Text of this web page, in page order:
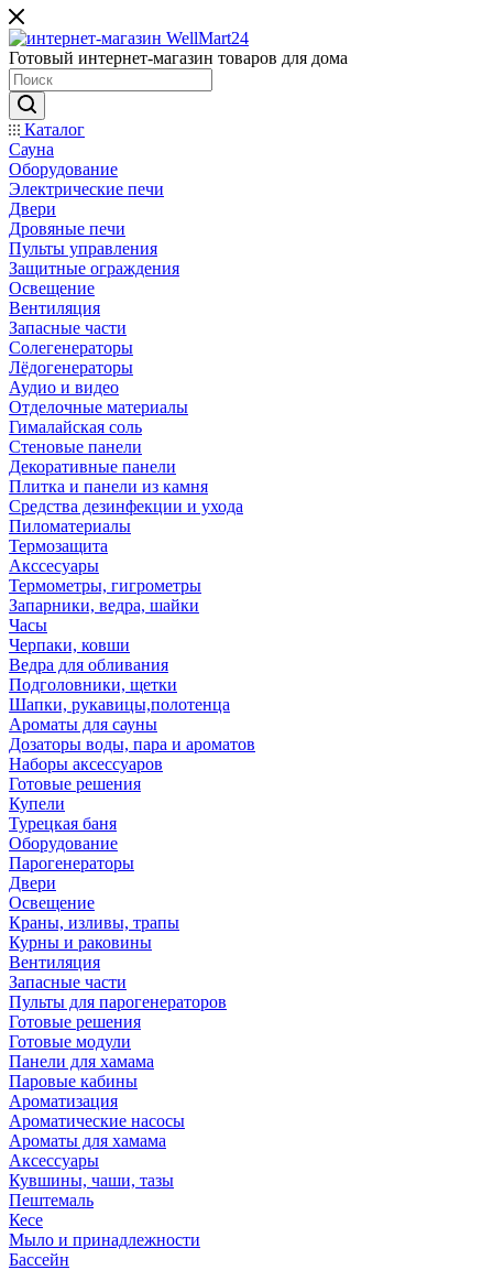
Готовый интернет-магазин товаров для дома
Каталог
Сауна
Оборудование
Электрические печи
Двери
Дровяные печи
Пульты управления
Защитные ограждения
Освещение
Вентиляция
Запасные части
Солегенераторы
Лёдогенераторы
Аудио и видео
Отделочные материалы
Гималайская соль
Стеновые панели
Декоративные панели
Плитка и панели из камня
Средства дезинфекции и ухода
Пиломатериалы
Термозащита
Аксcесуары
Термометры, гигрометры
Запарники, ведра, шайки
Часы
Черпаки, ковши
Ведра для обливания
Подголовники, щетки
Шапки, рукавицы,полотенца
Ароматы для сауны
Дозаторы воды, пара и ароматов
Наборы аксессуаров
Готовые решения
Купели
Турецкая баня
Оборудование
Парогенераторы
Двери
Освещение
Краны, изливы, трапы
Курны и раковины
Вентиляция
Запасные части
Пульты для парогенераторов
Готовые решения
Готовые модули
Панели для хамама
Паровые кабины
Ароматизация
Ароматические насосы
Ароматы для хамама
Аксессуары
Кувшины, чаши, тазы
Пештемаль
Кесе
Мыло и принадлежности
Бассейн